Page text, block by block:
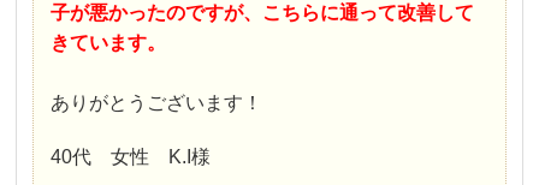
子が悪かったのですが、こちらに通って改善して
きています。
ありがとうございます！
40代 女性 K.I様